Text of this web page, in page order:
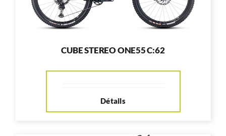
CUBE STEREO ONE55 C:62
Détails